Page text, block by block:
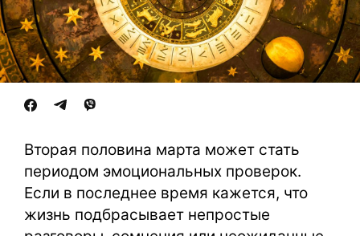
Вторая половина марта может стать
периодом эмоциональных проверок.
Если в последнее время кажется, что
жизнь подбрасывает непростые